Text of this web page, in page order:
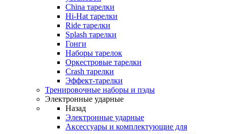
China тарелки
Hi-Hat тарелки
Ride тарелки
Splash тарелки
Гонги
Наборы тарелок
Оркестровые тарелки
Сrash тарелки
Эффект-тарелки
Тренировочные наборы и пэды
Электронные ударные
Назад
Электронные ударные
Аксессуары и комплектующие для